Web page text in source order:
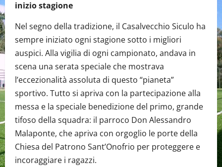
inizio stagione
Nel segno della tradizione, il Casalvecchio Siculo ha
sempre iniziato ogni stagione sotto i migliori
auspici. Alla vigilia di ogni campionato, andava in
scena una serata speciale che mostrava
l’eccezionalità assoluta di questo “pianeta”
sportivo. Tutto si apriva con la partecipazione alla
messa e la speciale benedizione del primo, grande
tifoso della squadra: il parroco Don Alessandro
Malaponte, che apriva con orgoglio le porte della
Chiesa del Patrono Sant’Onofrio per proteggere e
incoraggiare i ragazzi.